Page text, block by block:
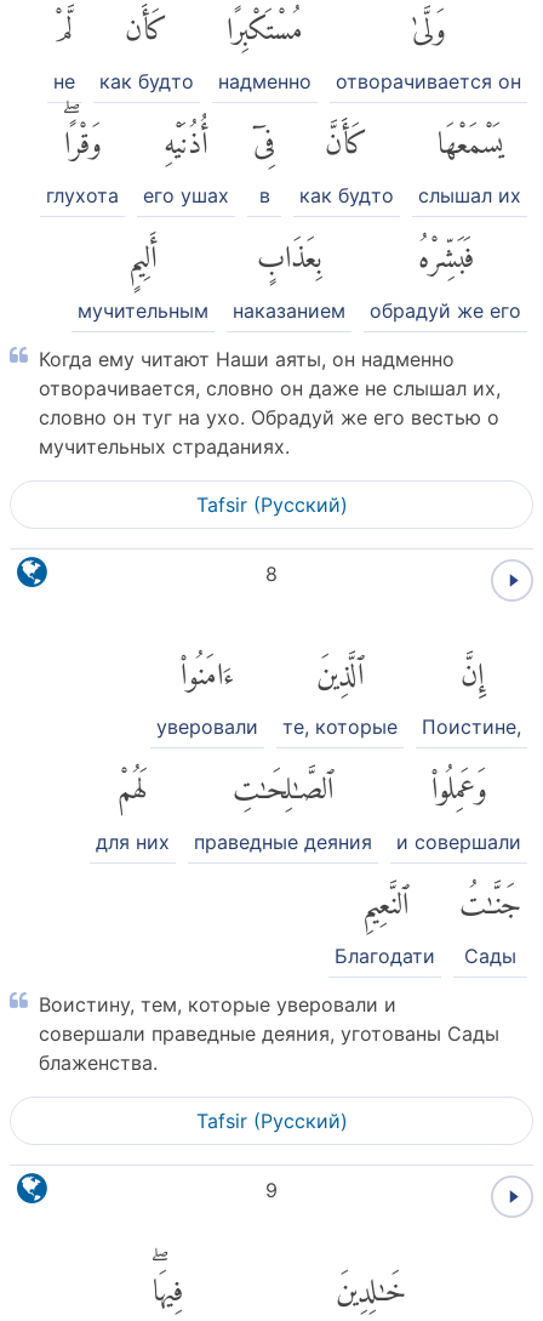
وَلَّىٰ
отворачивается он
مُسْتَكْبِرًا
надменно
كَأَن
как будто
لَّمْ
не
يَسْمَعْهَا
слышал их
كَأَنَّ
как будто
فِىٓ
в
أُذُنَيْهِ
его ушах
وَقْرًاۖ
глухота
فَبَشِّرْهُ
обрадуй же его
بِعَذَابٍ
наказанием
أَلِيمٍ
мучительным
Когда ему читают Наши аяты, он надменно
отворачивается, словно он даже не слышал их,
словно он туг на ухо. Обрадуй же его вестью о
мучительных страданиях.
Tafsir (Pусский)
8
إِنَّ
Поистине,
ٱلَّذِينَ
те, которые
ءَامَنُوا۟
уверовали
وَعَمِلُوا۟
и совершали
ٱلصَّٰلِحَٰتِ
праведные деяния
لَهُمْ
для них
جَنَّٰتُ
Сады
ٱلنَّعِيمِ
Благодати
Воистину, тем, которые уверовали и
совершали праведные деяния, уготованы Сады
блаженства.
Tafsir (Pусский)
9
خَٰلِدِينَ فِيهَاۖ